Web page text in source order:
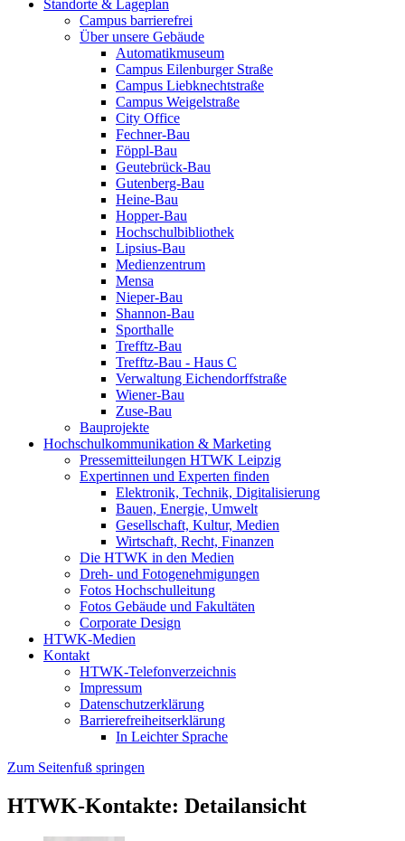
Standorte & Lageplan
Campus barrierefrei
Über unsere Gebäude
Automatikmuseum
Campus Eilenburger Straße
Campus Liebknechtstraße
Campus Weigelstraße
City Office
Fechner-Bau
Föppl-Bau
Geutebrück-Bau
Gutenberg-Bau
Heine-Bau
Hopper-Bau
Hochschulbibliothek
Lipsius-Bau
Medienzentrum
Mensa
Nieper-Bau
Shannon-Bau
Sporthalle
Trefftz-Bau
Trefftz-Bau - Haus C
Verwaltung Eichendorffstraße
Wiener-Bau
Zuse-Bau
Bauprojekte
Hochschulkommunikation & Marketing
Pressemitteilungen HTWK Leipzig
Expertinnen und Experten finden
Elektronik, Technik, Digitalisierung
Bauen, Energie, Umwelt
Gesellschaft, Kultur, Medien
Wirtschaft, Recht, Finanzen
Die HTWK in den Medien
Dreh- und Fotogenehmigungen
Fotos Hochschulleitung
Fotos Gebäude und Fakultäten
Corporate Design
HTWK-Medien
Kontakt
HTWK-Telefonverzeichnis
Impressum
Datenschutzerklärung
Barrierefreiheitserklärung
In Leichter Sprache
Zum Seitenfuß springen
HTWK-Kontakte: Detailansicht